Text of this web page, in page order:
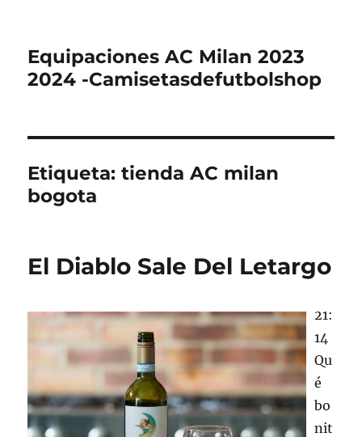
Equipaciones AC Milan 2023
2024 -Camisetasdefutbolshop
Etiqueta:tienda AC milan
bogota
El Diablo Sale Del Letargo
21:
14
Qu
é
bo
nit